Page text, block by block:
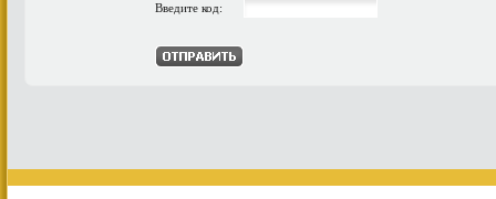
Введите код: